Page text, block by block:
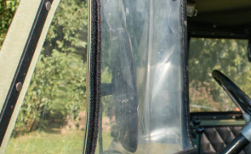
fenêtre UNIMOG